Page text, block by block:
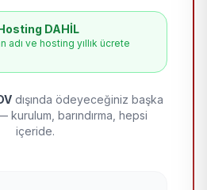
DAHİL
adı ve hosting yıllık ücrete
dışında ödeyeceğiniz başka
barındırma, hepsi
içeride.